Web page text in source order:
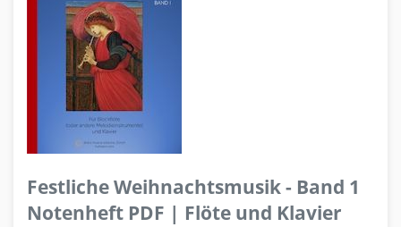
Festliche Weihnachtsmusik - Band 1
Notenheft PDF | Flöte und Klavier